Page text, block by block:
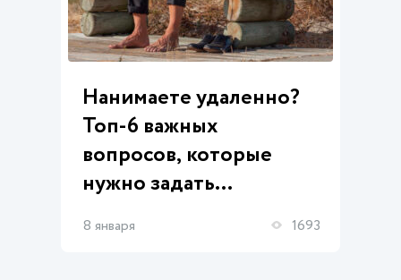
Нанимаете удаленно?
Топ-6 важных
вопросов, которые
нужно задать
соискателю
8 января 1693